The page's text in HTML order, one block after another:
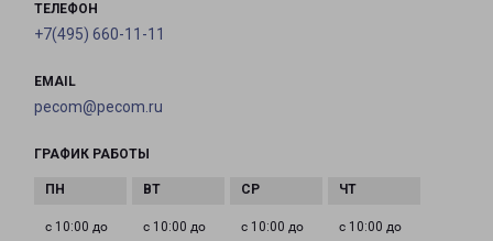
ТЕЛЕФОН
+7(495) 660-11-11
EMAIL
pecom@pecom.ru
ГРАФИК РАБОТЫ
с 10:00 до
с 10:00 до
с 10:00 до
с 10:00 до